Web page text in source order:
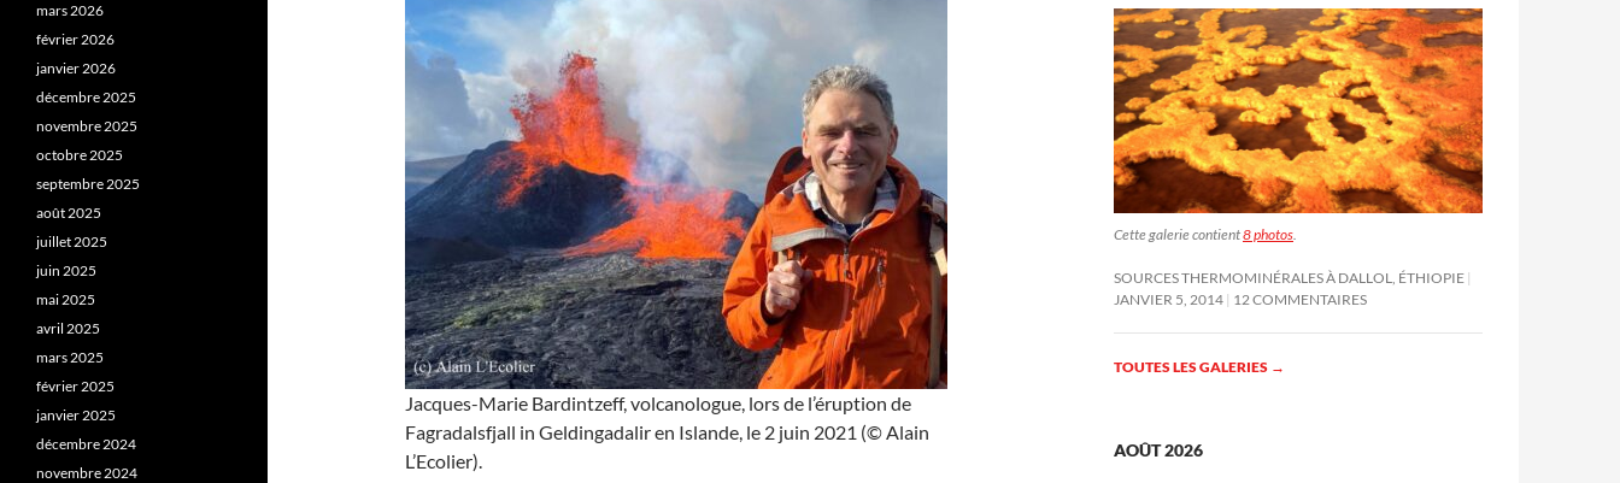
Jacques-Marie Bardintzeff, volcanologue, lors de l’éruption de
Fagradalsfjall in Geldingadalir en Islande, le 2 juin 2021 (© Alain
L’Ecolier).
Cette galerie contient8 photos
SOURCES THERMOMINÉRALES À DALLOL, ÉTHIOPIE
JANVIER 5, 2014 12 COMMENTAIRES
TOUTES LES GALERIES →
AOÛT 2026
mars 2026
février 2026
janvier 2026
décembre 2025
novembre 2025
octobre 2025
septembre 2025
août 2025
juillet 2025
juin 2025
mai 2025
avril 2025
mars 2025
février 2025
janvier 2025
décembre 2024
novembre 2024